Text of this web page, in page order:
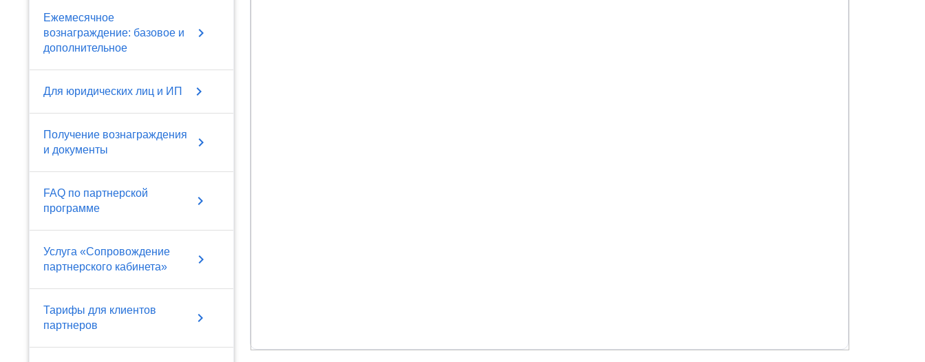
Ежемесячное
вознаграждение: базовое и
дополнительное
chevron_right
Для юридических лиц и ИП chevron_right
Получение вознаграждения
и документы
chevron_right
FAQ по партнерской
программе
chevron_right
Услуга «Сопровождение
партнерского кабинета»
chevron_right
Тарифы для клиентов
партнеров
chevron_right